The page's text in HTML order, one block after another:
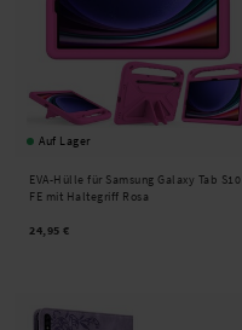
Auf Lager
EVA-Hülle für Samsung Galaxy Tab S10
FE mit Haltegriff Rosa
24,95 €